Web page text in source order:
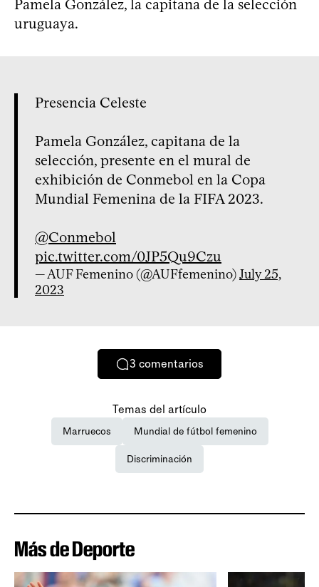
Pamela González, la capitana de la selección
uruguaya.
Presencia Celeste
Pamela González, capitana de la
selección, presente en el mural de
exhibición de Conmebol en la Copa
Mundial Femenina de la FIFA 2023.
@Conmebol
pic.twitter.com/0JP5Qu9Czu
— AUF Femenino (@AUFfemenino)July 25,
2023
3 comentarios
Temas del artículo
Marruecos Mundial de fútbol femenino
Discriminación
Más de Deporte